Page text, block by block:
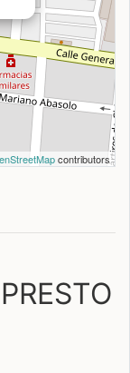
contributors